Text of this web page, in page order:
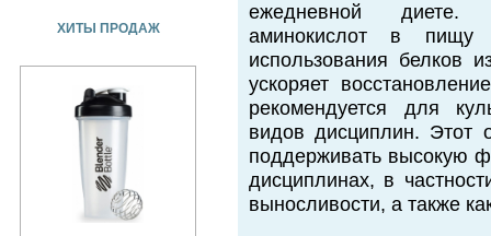
ХИТЫ ПРОДАЖ
ежедневной диете.
аминокислот в пищу
использования белков
ускоряет
рекомендуется для
видов дисциплин. Этот
поддерживать высокую
дисциплинах, в
выносливости, а также